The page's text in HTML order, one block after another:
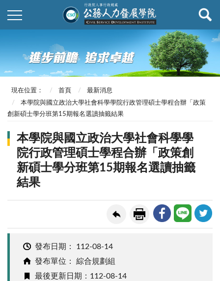
現在位置： 首頁
最新消息
本學院與國立政治大學社會科學學院行政管理碩士學程合辦「政策
創新碩士學分班第15期報名選讀抽籤結果
本學院與國立政治大學社會科學學
院行政管理碩士學程合辦「政策創
新碩士學分班第15期報名選讀抽籤
結果
發布日期： 112-08-14
發布單位： 綜合規劃組
最後更新日期：112-08-14